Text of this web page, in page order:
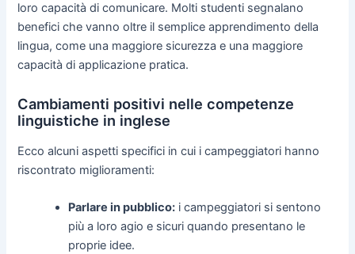
loro capacità di comunicare. Molti studenti segnalano
benefici che vanno oltre il semplice apprendimento della
lingua, come una maggiore sicurezza e una maggiore
capacità di applicazione pratica.
Cambiamenti positivi nelle competenze
linguistiche in inglese
Ecco alcuni aspetti specifici in cui i campeggiatori hanno
riscontrato miglioramenti:
Parlare in pubblico: i campeggiatori si sentono
più a loro agio e sicuri quando presentano le
proprie idee.